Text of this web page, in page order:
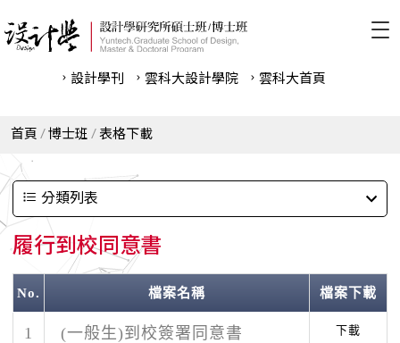
設計學刊 雲科⼤設計學院 雲科⼤首頁
首頁 博士班 表格下載
分類列表
履行到校同意書
No. 檔案名稱 檔案下載
1 (一般生)到校簽署同意書 下載